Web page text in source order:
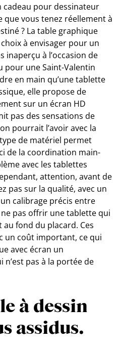
cadeau pour dessinateur
vous tenez réellement à
? La table graphique
à envisager pour un
inaperçu à l’occasion de
pour une Saint-Valentin
en main qu’une tablette
elle propose de
sur un écran HD
pas des sensations de
pourrait l’avoir avec la
de matériel permet
de la coordination main-
avec les tablettes
attention, avant de
pas sur la qualité, avec un
calibrage précis entre
ne pas offrir une tablette qui
fond du placard. Ces
un coût important, ce qui
avec écran un
pas à la portée de
à dessin
assidus.